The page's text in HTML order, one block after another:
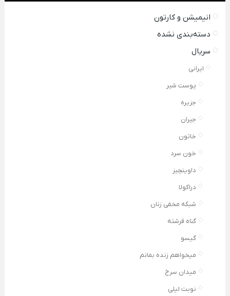
انیمیشن و کارتون
دسته‌بندی نشده
سریال
ایرانی
پوست شیر
جزیره
جیران
خاتون
خون سرد
داوینچیز
دراکولا
شبکه مخفی زنان
گناه فرشته
گیسو
میخواهم زنده بمانم
میدان سرخ
نوبت لیلی